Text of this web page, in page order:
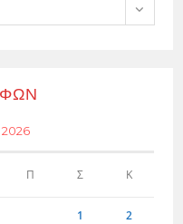
Π Σ Κ
1 2